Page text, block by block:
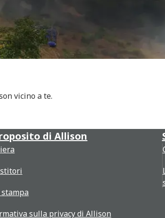
vicino a te.
di Allison
stampa
sulla privacy di Allison